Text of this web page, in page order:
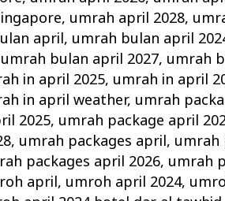
, umrah april 2028,
april, umrah bulan april
umrah bulan april 2027, umrah
in april 2025, umrah in april
in april weather, umrah
2025, umrah package april
, umrah packages april, umrah
packages april 2026, umrah
april, umroh april 2024,